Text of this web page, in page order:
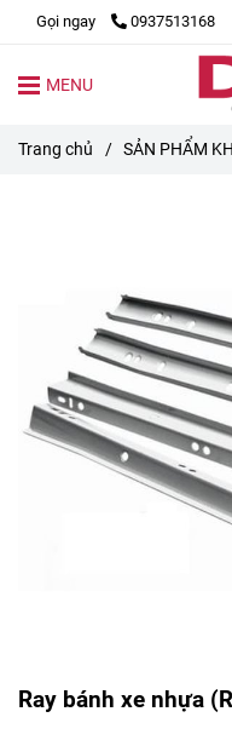
Gọi ngay 0937513168
MENU
Trang chủ / SẢN PHẨM
Ray bánh xe nhựa